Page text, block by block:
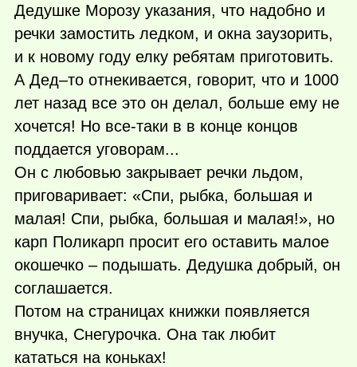
Дедушке Морозу указания, что надобно и
речки замостить ледком, и окна заузорить,
и к новому году елку ребятам приготовить.
А Дед–то отнекивается, говорит, что и 1000
лет назад все это он делал, больше ему не
хочется! Но все-таки в в конце концов
поддается уговорам...
Он с любовью закрывает речки льдом,
приговаривает: «Спи, рыбка, большая и
малая! Спи, рыбка, большая и малая!», но
карп Поликарп просит его оставить малое
окошечко – подышать. Дедушка добрый, он
соглашается.
Потом на страницах книжки появляется
внучка, Снегурочка. Она так любит
кататься на коньках!